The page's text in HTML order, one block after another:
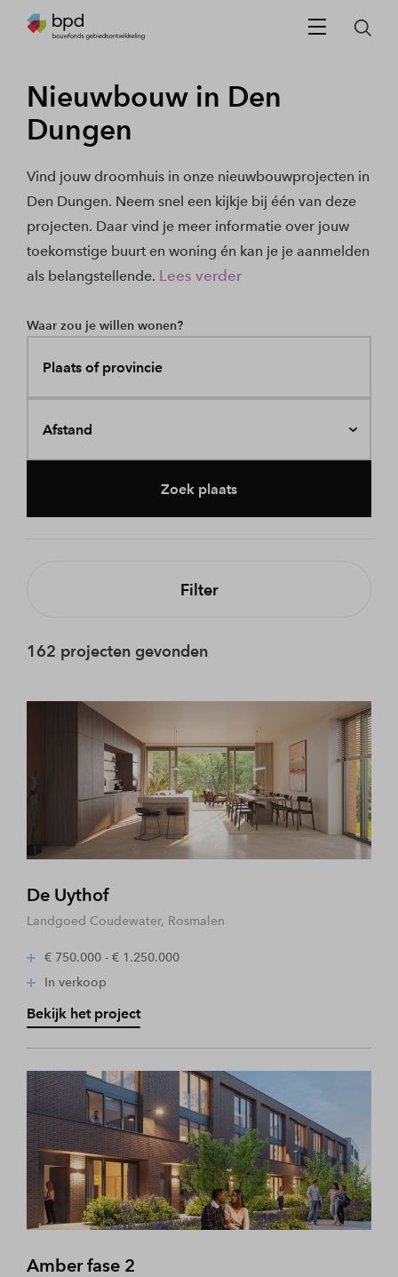
Nieuwbouw in Den
Dungen
Vind jouw droomhuis in onze nieuwbouwprojecten in
Den Dungen. Neem snel een kijkje bij één van deze
projecten. Daar vind je meer informatie over jouw
toekomstige buurt en woning én kan je je aanmelden
als belangstellende. Lees verder
Waar zou je willen wonen?
Plaats of provincie
Afstand
Zoek plaats
Filter
162 projecten gevonden
De Uythof
Landgoed Coudewater, Rosmalen
€ 750.000 - € 1.250.000
In verkoop
Bekijk het project
Amber fase 2